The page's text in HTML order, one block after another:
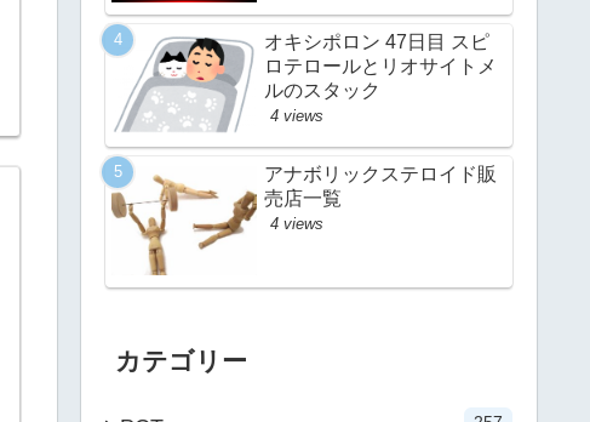
オキシポロン 47日目 スピ
ロテロールとリオサイトメ
ルのスタック
4 views
アナボリックステロイド販
売店一覧
4 views
カテゴリー